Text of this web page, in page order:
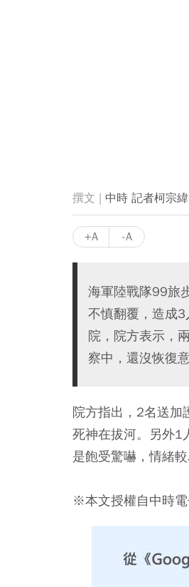
中時 記者柯宗緯
+A -A
海軍陸戰隊99旅
不慎翻覆，造成
院，院方表示，
察中，還沒恢復
院方指出，2名送加
死神在拔河。另外1
是飽受驚嚇，情緒較
※本文授權自中時電